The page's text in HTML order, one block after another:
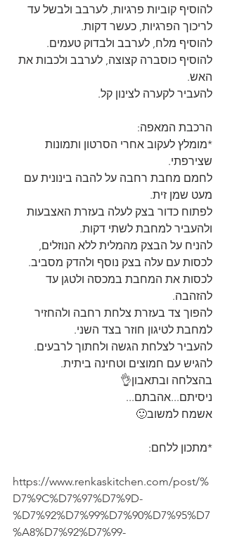
להוסיף קוביות פרגיות, לערבב ולבשל עד
לריכוך הפרגיות, כעשר דקות.
להוסיף מלח, לערבב ולבדוק טעמים.
להוסיף כוסברה קצוצה, לערבב ולכבות את
האש.
להעביר לקערה לצינון קל.
הרכבת המאפה:
*מומלץ לעקוב אחרי הסרטון ותמונות
שצירפתי.
לחמם מחבת רחבה על להבה בינונית עם
מעט שמן זית.
לפתוח כדור בצק לעלה בעזרת האצבעות
ולהעביר למחבת לשתי דקות.
להניח על הבצק מהמלית ללא הנוזלים,
לכסות עם עלה בצק נוסף ולהדק מסביב.
לכסות את המחבת במכסה ולטגן עד
להזהבה.
להפוך צד בעזרת צלחת רחבה ולהחזיר
למחבת לטיגון חוזר בצד השני.
להעביר לצלחת הגשה ולחתוך לרבעים.
להגיש עם חמוצים וטחינה ביתית.
בהצלחה ובתאבון👌
ניסיתם...אהבתם...
אשמח למשוב🙂
*מתכון ללחם:
https://www.renkaskitchen.com/post/%
D7%9C%D7%97%D7%9D-
%D7%92%D7%99%D7%90%D7%95%D7
%A8%D7%92%D7%99-